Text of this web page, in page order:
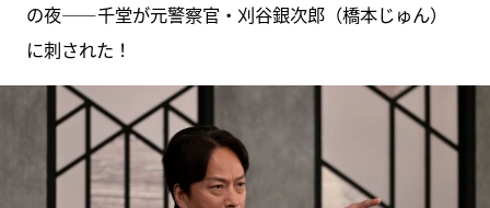
の夜――千堂が元警察官・刈谷銀次郎（橋本じゅん）
に刺された！